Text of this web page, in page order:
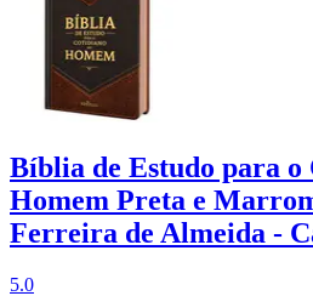
Bíblia de Estudo para o
Homem Preta e
Ferreira de Almeida -
5.0